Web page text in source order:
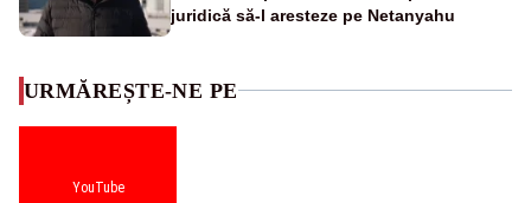
juridică să-l aresteze pe Netanyahu
URMĂREȘTE-NE PE
YouTube